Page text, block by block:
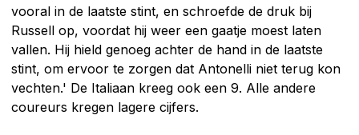
vooral in de laatste stint, en schroefde de druk bij
Russell op, voordat hij weer een gaatje moest laten
vallen. Hij hield genoeg achter de hand in de laatste
stint, om ervoor te zorgen dat Antonelli niet terug kon
vechten.' De Italiaan kreeg ook een 9. Alle andere
coureurs kregen lagere cijfers.